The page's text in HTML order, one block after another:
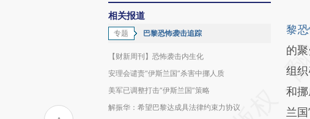
相关报道
专题 巴黎恐怖袭击追踪
【财新周刊】恐怖袭击内生化
安理会谴责“伊斯兰国”杀害中挪人质
美军已调整打击“伊斯兰国”策略
解振华：希望巴黎达成具法律约束力协议
请
而
财
黎
的
组
和
兰